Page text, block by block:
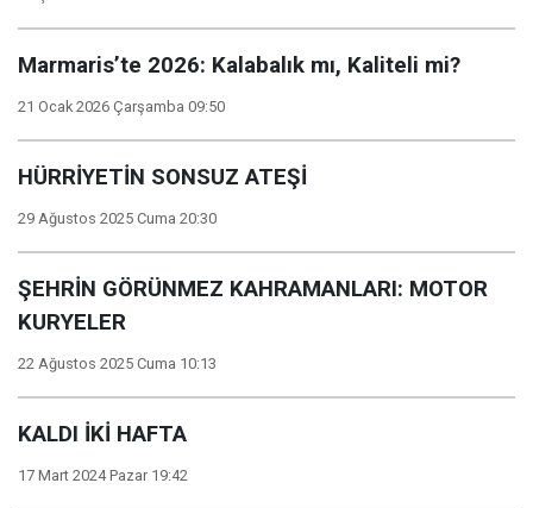
Marmaris’te 2026: Kalabalık mı, Kaliteli mi?
21 Ocak 2026 Çarşamba 09:50
HÜRRİYETİN SONSUZ ATEŞİ
29 Ağustos 2025 Cuma 20:30
ŞEHRİN GÖRÜNMEZ KAHRAMANLARI: MOTOR
KURYELER
22 Ağustos 2025 Cuma 10:13
KALDI İKİ HAFTA
17 Mart 2024 Pazar 19:42